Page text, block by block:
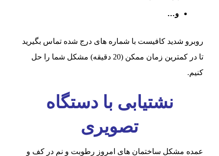
و…
روبرو شدید کافیست با شماره های درج شده تماس بگیرید
تا در کمترین زمان ممکن (20 دقیقه) مشکل شما را حل
کنیم.
نشتیابی با دستگاه
تصویری
عمده مشکل ساختمان های امروز رطوبت و نم در کف و